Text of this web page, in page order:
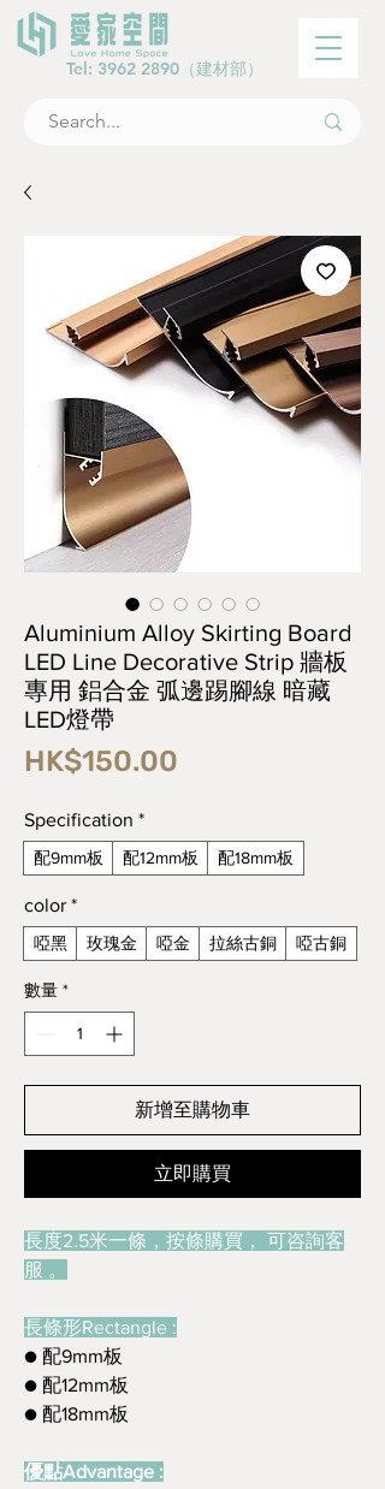
Tel: 3962 2890 （建材部）
Aluminium Alloy Skirting Board
LED Line Decorative Strip 牆板
專用 鋁合金 弧邊踢腳線 暗藏
LED燈帶
HK$150.00
Specification *
配9mm板 配12mm板 配18mm板
color *
啞黑 玫瑰金 啞金 拉絲古銅 啞古銅
數量 *
新增至購物車
立即購買
長度2.5米一條，按條購買， 可咨詢客
服 。
長條形Rectangle :
● 配9mm板
● 配12mm板
● 配18mm板
優點Advantage :